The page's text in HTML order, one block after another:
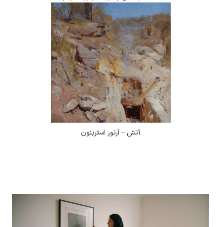
آتش – آرتور استریتون